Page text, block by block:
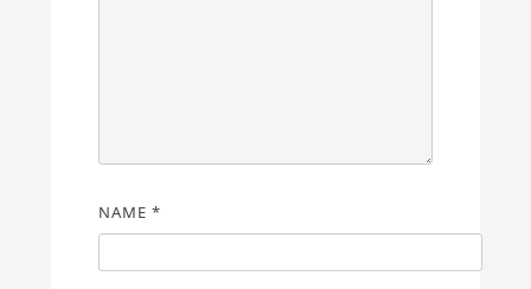
NAME *